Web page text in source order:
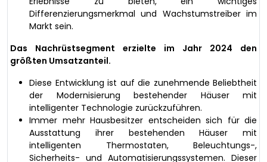
Differenzierungsmerkmal und Wachstumstreiber im
Markt sein.
Das Nachrüstsegment erzielte im Jahr 2024 den
größten Umsatzanteil.
Diese Entwicklung ist auf die zunehmende Beliebtheit
der Modernisierung bestehender Häuser mit
intelligenter Technologie zurückzuführen.
Immer mehr Hausbesitzer entscheiden sich für die
Ausstattung ihrer bestehenden Häuser mit
intelligenten Thermostaten, Beleuchtungs-,
Sicherheits- und Automatisierungssystemen. Dieser